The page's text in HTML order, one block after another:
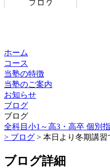
ホーム
コース
当塾の特徴
当塾のご案内
お知らせ
ブログ
ブログ
全科目小1～高3・高卒 個別
> ブログ > 本日より冬期講習
ブログ詳細